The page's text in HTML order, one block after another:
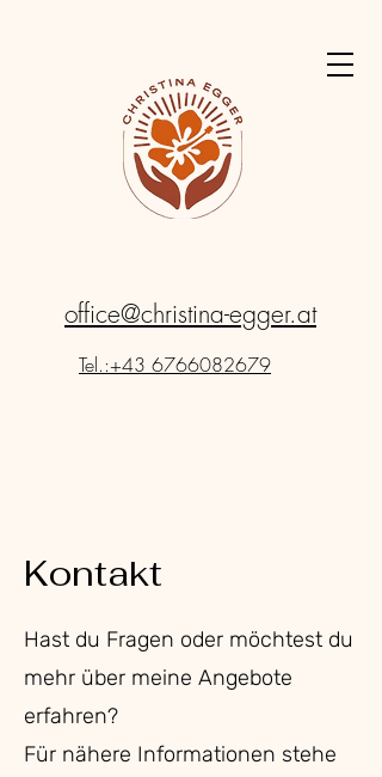
office@christina-egger.at
Tel.:+43 6766082679
Kontakt
Hast du Fragen oder möchtest du
mehr über meine Angebote
erfahren?
Für nähere Informationen stehe